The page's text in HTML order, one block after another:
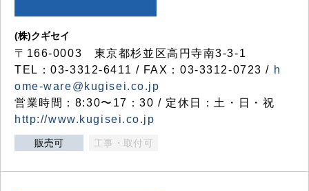
(株)クギセイ
〒166-0003 東京都杉並区高円寺南3-3-1
TEL：03-3312-6411 / FAX：03-3312-0723 / h
ome-ware@kugisei.co.jp
営業時間：8:30〜17：30 / 定休日：土・日・祝
http://www.kugisei.co.jp
販売可 工事・取付可